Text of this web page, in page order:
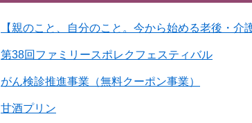
【親のこと、自分のこと。今から始める老後・介
第38回ファミリースポレクフェスティバル
がん検診推進事業（無料クーポン事業）
甘酒プリン